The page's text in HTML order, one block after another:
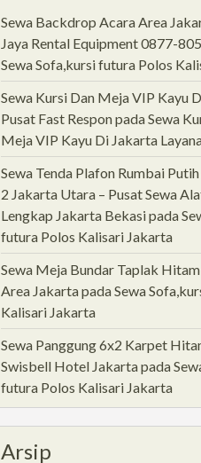
Sewa Backdrop Acara Area
Jaya Rental Equipment 0877-
Sewa Sofa,kursi futura Polos
Sewa Kursi Dan Meja VIP Kayu
Pusat Fast ResponpadaSewa
Meja VIP Kayu Di Jakarta
Sewa Tenda Plafon Rumbai
2 Jakarta Utara – Pusat Sewa
Lengkap Jakarta Bekasipada
futura Polos Kalisari Jakarta
Sewa Meja Bundar Taplak
Area JakartapadaSewa
Kalisari Jakarta
Sewa Panggung 6x2 Karpet
Swisbell Hotel Jakartapada
futura Polos Kalisari Jakarta
Arsip